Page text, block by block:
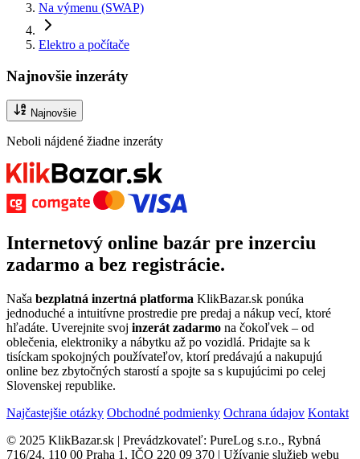
Na výmenu (SWAP)
Elektro a počítače
Najnovšie inzeráty
Najnovšie
Neboli nájdené žiadne inzeráty
Internetový online bazár pre inzerciu
zadarmo a bez registrácie.
Naša bezplatná inzertná platforma KlikBazar.sk ponúka
jednoduché a intuitívne prostredie pre predaj a nákup vecí, ktoré
hľadáte. Uverejnite svoj inzerát zadarmo na čokoľvek – od
oblečenia, elektroniky a nábytku až po vozidlá. Pridajte sa k
tisíckam spokojných používateľov, ktorí predávajú a nakupujú
online bez zbytočných starostí a spojte sa s kupujúcimi po celej
Slovenskej republike.
Najčastejšie otázky Obchodné podmienky Ochrana údajov Kontakt
© 2025 KlikBazar.sk | Prevádzkovateľ: PureLog s.r.o., Rybná
716/24, 110 00 Praha 1, IČO 220 09 370 | Užívanie služieb webu